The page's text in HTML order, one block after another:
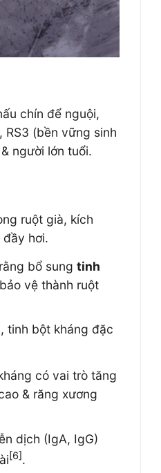
chín để nguội,
RS3 (bền vững sinh
người lớn tuổi.
ruột già, kích
hơi.
bổ sung tinh
vệ thành ruột
tinh bột kháng đặc
có vai trò tăng
& răng xương
dịch (IgA, IgG)
[6].